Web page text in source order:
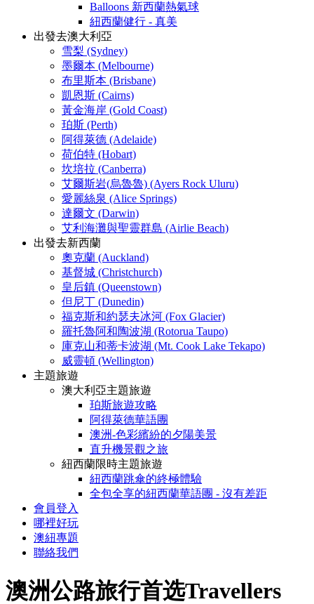
Balloons 新西蘭熱氣球
紐西蘭健行 - 真美
出發去澳大利亞
雪梨 (Sydney)
墨爾本 (Melbourne)
布里斯本 (Brisbane)
凱恩斯 (Cairns)
黃金海岸 (Gold Coast)
珀斯 (Perth)
阿得萊德 (Adelaide)
荷伯特 (Hobart)
坎培拉 (Canberra)
艾爾斯岩(烏魯魯) (Ayers Rock Uluru)
愛麗絲泉 (Alice Springs)
達爾文 (Darwin)
艾利海灘與聖靈群島 (Airlie Beach)
出發去新西蘭
奧克蘭 (Auckland)
基督城 (Christchurch)
皇后鎮 (Queenstown)
但尼丁 (Dunedin)
福克斯和約瑟夫冰河 (Fox Glacier)
羅托魯阿和陶波湖 (Rotorua Taupo)
庫克山和蒂卡波湖 (Mt. Cook Lake Tekapo)
威靈頓 (Wellington)
主題旅遊
澳大利亞主題旅遊
珀斯旅遊攻略
阿得萊德華語團
澳洲-色彩繽紛的夕陽美景
直升機景觀之旅
紐西蘭限時主題旅遊
紐西蘭跳傘的終極體驗
全包全享的紐西蘭華語團 - 沒有差距
會員登入
哪裡好玩
澳紐專題
聯絡我們
澳洲公路旅行首选Travellers